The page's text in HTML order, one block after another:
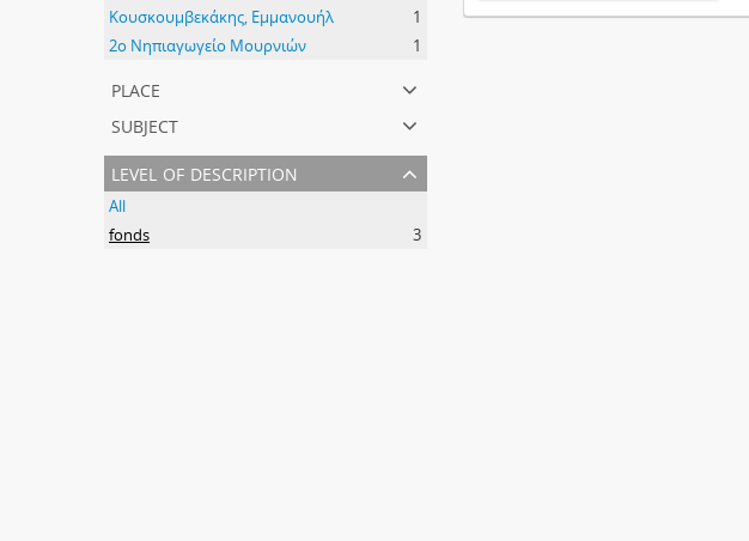
Κουσκουμβεκάκης, Εμμανουήλ
1
2ο Νηπιαγωγείο Μουρνιών
1
place
subject
level of description
All
fonds
3